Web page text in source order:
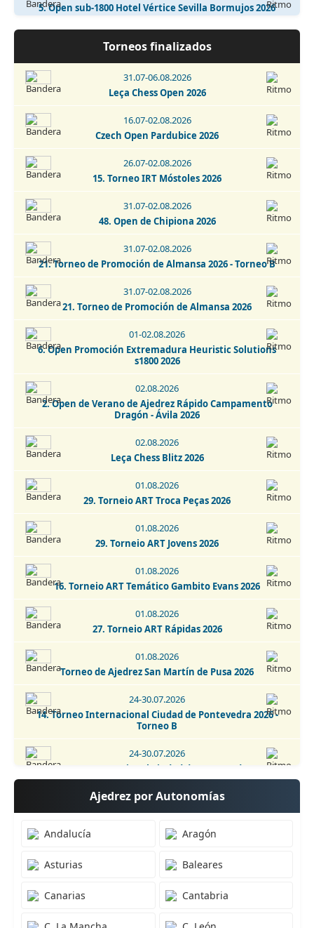
5. Open sub-1800 Hotel Vértice Sevilla Bormujos 2026
I Torneo Internacional de Ajedrez Nubiaegip 2026
21-29.08.2026
43. Torneo Abierto Internacional de Collado Villalba 2026
22.08.2026
Blitz Nocturno Trebejo Solidario Hotel Vertice Sevilla
Bormujos 2026
22.08.2026
I Memorial José Ángel de Jesús y Encinas - Talavera de la
Reina 2026
22.08.2026
Torneo de Promoción - Talavera de la Reina 2026
22.08.2026
Torneo La Puebla de Almoradiel 2026
22.08.2026
7. Torneo de Ajedrez Cardeñosa 2026
22-29.08.2026
Open Internacional de Ajedrez Clásico - San Cristobal de
La Laguna 2026
29.08.2026
13. Torneio Fatacil - Cidade De Lagoa - Memorial Armando
Lopes 2026
29-30.08.2026
Open Internacional de Ajedrez Activo - San Cristobal de La
Laguna 2026
Torneo de Ajedrez Fiestas Virgen del Rosario Camarma de
Esteruelas 2026
30.08-06.09.2026
Escala Emporium Chess Open 2026
01-02.09.2026
2. IRT Sub-1800 Esphouses Hotel Playas de Guardamar 2026
01-06.09.2026
3. IRT Sub-2400 Esphouses Hotel Playas de Guardamar 2026
Torneos finalizados
31.07-06.08.2026
Leça Chess Open 2026
16.07-02.08.2026
Czech Open Pardubice 2026
26.07-02.08.2026
15. Torneo IRT Móstoles 2026
31.07-02.08.2026
48. Open de Chipiona 2026
31.07-02.08.2026
21. Torneo de Promoción de Almansa 2026 - Torneo B
31.07-02.08.2026
21. Torneo de Promoción de Almansa 2026
01-02.08.2026
6. Open Promoción Extremadura Heuristic Solutions
s1800 2026
02.08.2026
2. Open de Verano de Ajedrez Rápido Campamento
Dragón - Ávila 2026
02.08.2026
Leça Chess Blitz 2026
01.08.2026
29. Torneio ART Troca Peças 2026
01.08.2026
29. Torneio ART Jovens 2026
01.08.2026
16. Torneio ART Temático Gambito Evans 2026
01.08.2026
27. Torneio ART Rápidas 2026
01.08.2026
Torneo de Ajedrez San Martín de Pusa 2026
24-30.07.2026
14. Torneo Internacional Ciudad de Pontevedra 2026 -
Torneo B
24-30.07.2026
14. Torneo Internacional Ciudad de Pontevedra 2026 -
Torneo A
25-30.07.2026
42. Open Internacional de Andorra 2026
24-26.07.2026
Ajedrez por Autonomías
Andalucía Aragón
Asturias Baleares
Canarias Cantabria